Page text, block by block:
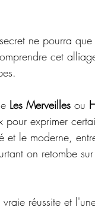
ne pourra que
cet
Les Merveilles ou
pour exprimer
et le moderne,
on retombe
réussite et